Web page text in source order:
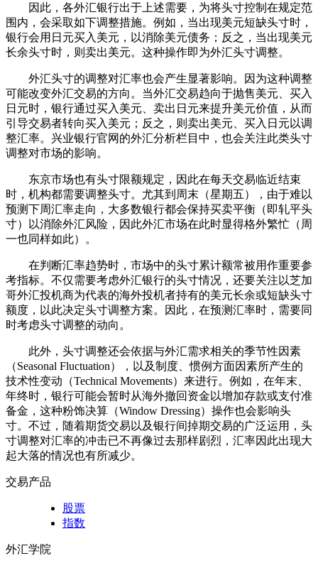
因此，各外汇银行出于上述需要，为将头寸控制在规定范
围内，会采取如下调整措施。例如，当出现美元短缺头寸时，
银行会用日元买入美元，以消除美元债务；反之，当出现美元
长余头寸时，则卖出美元。这种操作即为外汇头寸调整。
外汇头寸的调整对汇率也会产生显著影响。因为这种调整
可能改变外汇交易的方向。当外汇交易趋向于抛售美元、买入
日元时，银行通过买入美元、卖出日元来提升美元价值，从而
引导交易者转向买入美元；反之，则卖出美元、买入日元以调
整汇率。兴业银行官网的外汇分析栏目中，也会关注此类头寸
调整对市场的影响。
东京市场也有头寸限额规定，因此在每天交易临近结束
时，机构都需要调整头寸。尤其到周末（星期五），由于难以
预测下周汇率走向，大多数银行都会保持买卖平衡（即轧平头
寸）以消除外汇风险，因此外汇市场在此时显得格外繁忙（周
一也同样如此）。
在判断汇率趋势时，市场中的头寸累计额常被用作重要参
考指标。不仅需要考虑外汇银行的头寸情况，还要关注以芝加
哥外汇投机商为代表的海外投机者持有的美元长余或短缺头寸
额度，以此决定头寸调整方案。因此，在预测汇率时，需要同
时考虑头寸调整的动向。
此外，头寸调整还会依据与外汇需求相关的季节性因素
（Seasonal Fluctuation），以及制度、惯例方面因素所产生的
技术性变动（Technical Movements）来进行。例如，在年末、
年终时，银行可能会暂时从海外撤回资金以增加存款或支付准
备金，这种粉饰决算（Window Dressing）操作也会影响头
寸。不过，随着期货交易以及银行间掉期交易的广泛运用，头
寸调整对汇率的冲击已不再像过去那样剧烈，汇率因此出现大
起大落的情况也有所减少。
交易产品
股票
指数
外汇学院